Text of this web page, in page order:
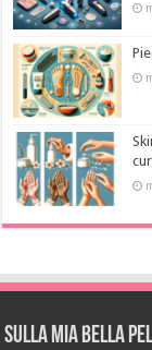
Sulla mia bella